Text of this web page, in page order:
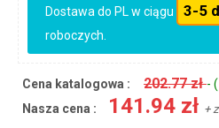
Dostawa do PL w ciągu
3-5
roboczych.
Cena katalogowa : 202.77 zł-
Nasza cena :
141.94 zł +